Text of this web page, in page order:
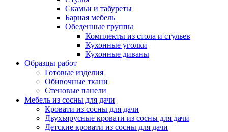
Скамьи и табуреты
Барная мебель
Обеденные группы
Комплекты из стола и стульев
Кухонные уголки
Кухонные диваны
Образцы работ
Готовые изделия
Обивочные ткани
Стеновые панели
Мебель из сосны для дачи
Кровати из сосны для дачи
Двухъярусные кровати из сосны для дачи
Детские кровати из сосны для дачи